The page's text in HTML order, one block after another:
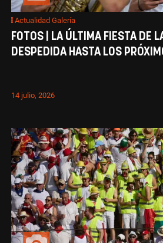
Actualidad Galería
FOTOS | LA ÚLTIMA FIESTA DE
DESPEDIDA HASTA LOS
14 julio, 2026